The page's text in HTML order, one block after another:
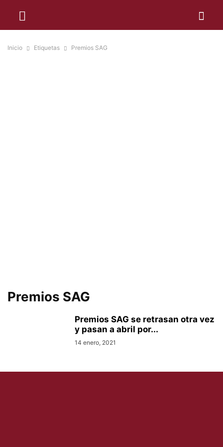
Inicio Etiquetas Premios SAG
Premios SAG
Premios SAG se retrasan otra vez
y pasan a abril por...
14 enero, 2021